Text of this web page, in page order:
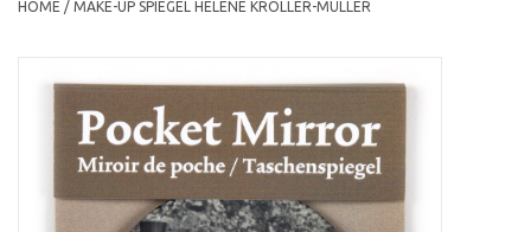
HOME / MAKE-UP SPIEGEL HELENE KRÖLLER-MÜLLER